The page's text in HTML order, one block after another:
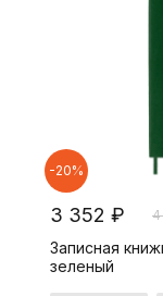
-20%
3 352 ₽ 4
Записная
зеленый